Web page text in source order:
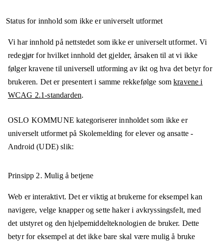
Status for innhold som ikke er universelt utformet
Vi har innhold på nettstedet som ikke er universelt utformet. Vi
redegjør for hvilket innhold det gjelder, årsaken til at vi ikke
følger kravene til universell utforming av ikt og hva det betyr for
brukeren. Det er presentert i samme rekkefølge somkravene i
WCAG 2.1-standarden.
OSLO KOMMUNE kategoriserer innholdet som ikke er
universelt utformet på Skolemelding for elever og ansatte -
Android (UDE) slik:
Prinsipp 2. Mulig å betjene
Web er interaktivt. Det er viktig at brukerne for eksempel kan
navigere, velge knapper og sette haker i avkryssingsfelt, med
det utstyret og den hjelpemiddelteknologien de bruker. Dette
betyr for eksempel at det ikke bare skal være mulig å bruke